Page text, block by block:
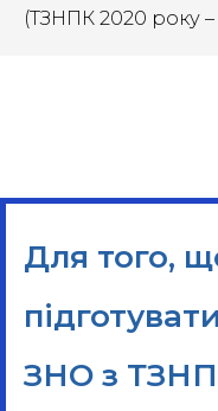
(ТЗНПК 2020 року –
Для того,
ЗНО з